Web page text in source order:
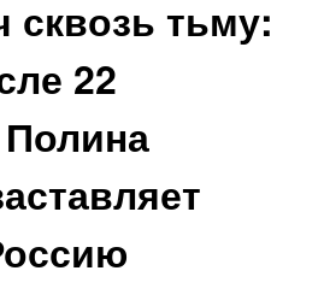
сквозь тьму:
22
Полина